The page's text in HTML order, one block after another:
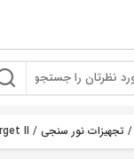
/ تجهیزات نور سنجی / SEKONIC Xrite Exposure Profile Target II